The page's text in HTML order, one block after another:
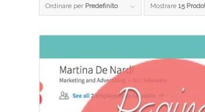
Ordinare per Predefinito Mostrare 15